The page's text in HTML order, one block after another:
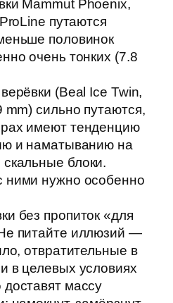
Mammut Phoenix,
путаются
половинок
очень тонких (7.8
(Beal Ice Twin,
mm) сильно путаются,
имеют тенденцию
и наматыванию на
блоки.
ними нужно особенно
без пропиток «для
питайте иллюзий —
отвратительные в
в целевых условиях
массу